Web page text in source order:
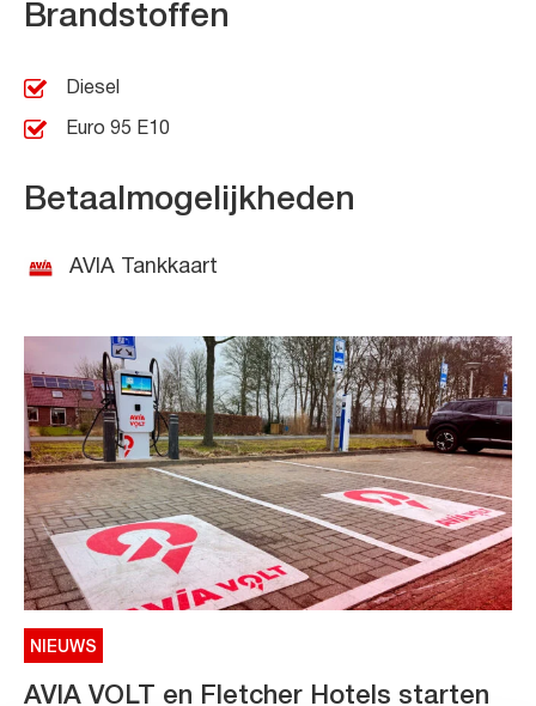
Brandstoffen
Diesel
Euro 95 E10
Betaalmogelijkheden
AVIA Tankkaart
NIEUWS
AVIA VOLT en Fletcher Hotels starten